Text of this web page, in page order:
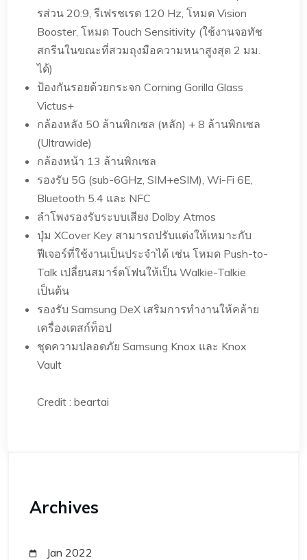
รส่วน 20:9, รีเฟรชเรต 120 Hz, โหมด Vision
Booster, โหมด Touch Sensitivity (ใช้งานจอทัช
สกรีนในขณะที่สวมถุงมือความหนาสูงสุด 2 มม.
ได้)
ป้องกันรอยด้วยกระจก Corning Gorilla Glass
Victus+
กล้องหลัง 50 ล้านพิกเซล (หลัก) + 8 ล้านพิกเซล
(Ultrawide)
กล้องหน้า 13 ล้านพิกเซล
รองรับ 5G (sub-6GHz, SIM+eSIM), Wi-Fi 6E,
Bluetooth 5.4 และ NFC
ลำโพงรองรับระบบเสียง Dolby Atmos
ปุ่ม XCover Key สามารถปรับแต่งให้เหมาะกับ
ฟีเจอร์ที่ใช้งานเป็นประจำได้ เช่น โหมด Push-to-
Talk เปลี่ยนสมาร์ตโฟนให้เป็น Walkie-Talkie
เป็นต้น
รองรับ Samsung DeX เสริมการทำงานให้คล้าย
เครื่องเดสก์ท็อป
ชุดความปลอดภัย Samsung Knox และ Knox
Vault
Credit : beartai
Archives
Jan 2022